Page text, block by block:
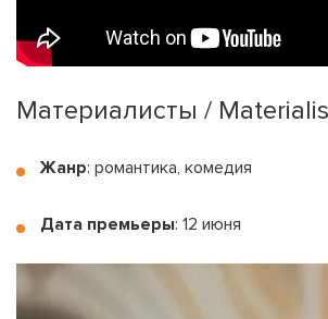
Материалисты /
Жанр: романтика, комедия
Дата премьеры: 12 июня